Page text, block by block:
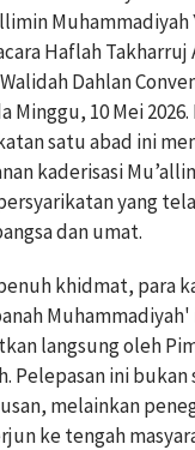
Haflah Takharruj
Dahlan
Minggu, 10 Mei
satu abad ini
kaderisasi
yang
dan umat.
khidmat, para
langsung oleh
Pelepasan ini bukan
melainkan
ke tengah